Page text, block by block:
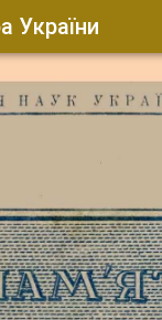
України